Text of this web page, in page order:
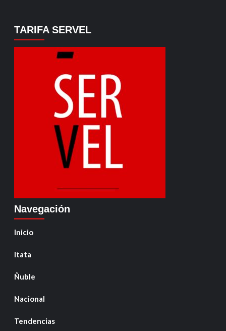
TARIFA SERVEL
Navegación
Inicio
Itata
Ñuble
Nacional
Tendencias